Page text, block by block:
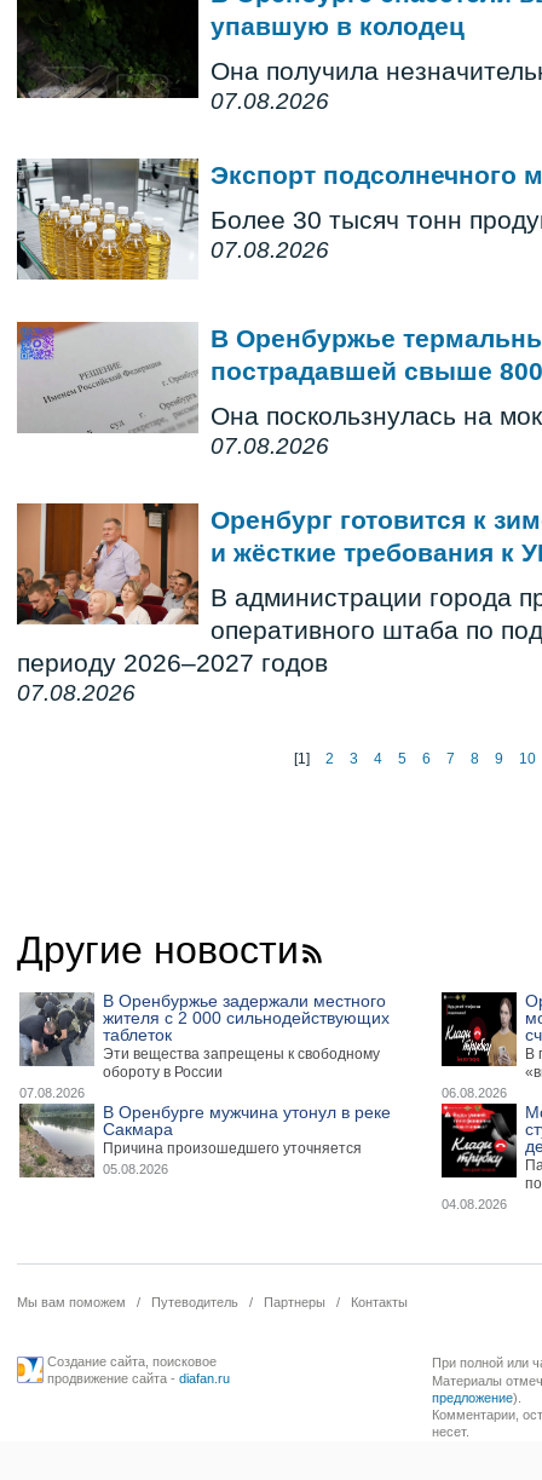
упавшую в колодец
Она получила
07.08.2026
Экспорт подсолнечного
Более 30 тысяч тонн
07.08.2026
В Оренбуржье
пострадавшей свыше
Она поскользнулась на
07.08.2026
Оренбург готовится к
и жёсткие требования к
В администрации города
оперативного штаба по
периоду 2026–2027 годов
07.08.2026
[1] 2 3 4 5 6 7 8 9 10
Другие новости
В Оренбуржье задержали местного
жителя с 2 000 сильнодействующих
таблеток
Эти вещества запрещены к свободному
обороту в России
07.08.2026
В
06.08.2026
В Оренбурге мужчина утонул в реке
Сакмара
Причина произошедшего уточняется
05.08.2026
04.08.2026
Мы вам поможем / Путеводитель / Партнеры / Контакты
Создание сайта, поисковое
продвижение сайта- diafan.ru
При полной или
Материалы
предложение).
Комментарии,
несет.